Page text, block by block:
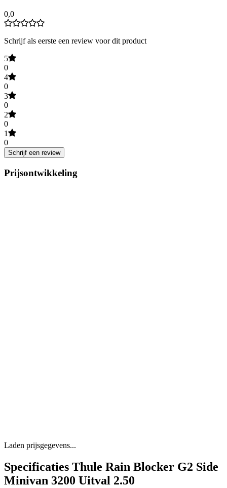
0,0
Schrijf als eerste een review voor dit product
5
0
4
0
3
0
2
0
1
0
Schrijf een review
Prijsontwikkeling
Laden prijsgegevens...
Specificaties Thule Rain Blocker G2 Side
Minivan 3200 Uitval 2.50